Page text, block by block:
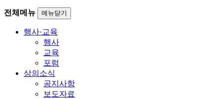
전체메뉴 메뉴닫기
행사·교육
행사
교육
포럼
상의소식
공지사항
보도자료